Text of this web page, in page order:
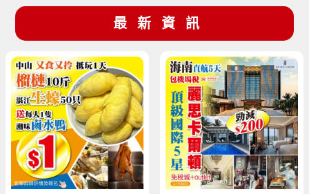
最新資訊